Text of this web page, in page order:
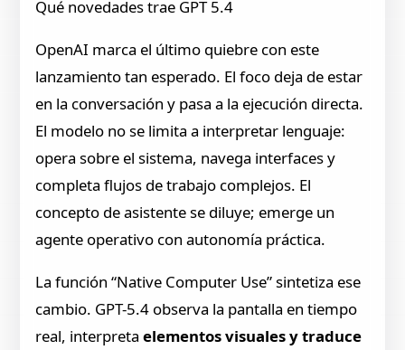
Qué novedades trae GPT 5.4
OpenAI marca el último quiebre con este
lanzamiento tan esperado. El foco deja de estar
en la conversación y pasa a la ejecución directa.
El modelo no se limita a interpretar lenguaje:
opera sobre el sistema, navega interfaces y
completa flujos de trabajo complejos. El
concepto de asistente se diluye; emerge un
agente operativo con autonomía práctica.
La función “Native Computer Use” sintetiza ese
cambio. GPT-5.4 observa la pantalla en tiempo
real, interpretaelementos visuales y traduce